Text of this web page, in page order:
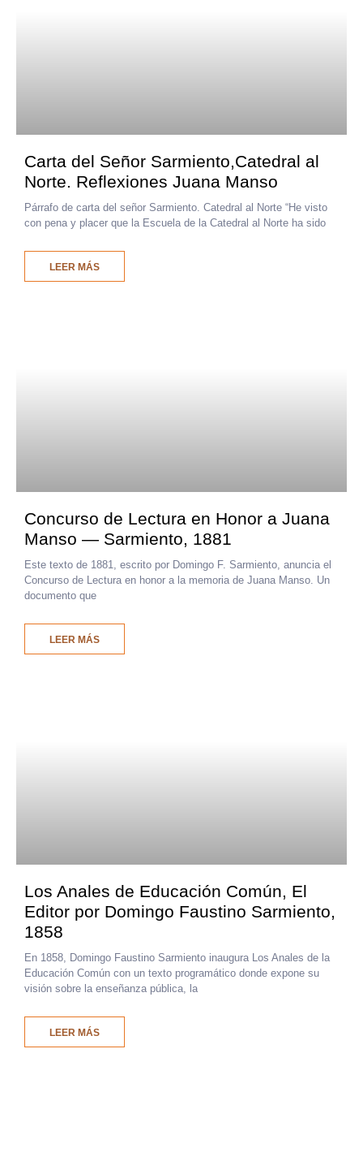
Carta del Señor Sarmiento,Catedral al
Norte. Reflexiones Juana Manso
Párrafo de carta del señor Sarmiento. Catedral al Norte “He visto
con pena y placer que la Escuela de la Catedral al Norte ha sido
LEER MÁS
Concurso de Lectura en Honor a Juana
Manso — Sarmiento, 1881
Este texto de 1881, escrito por Domingo F. Sarmiento, anuncia el
Concurso de Lectura en honor a la memoria de Juana Manso. Un
documento que
LEER MÁS
Los Anales de Educación Común, El
Editor por Domingo Faustino Sarmiento,
1858
En 1858, Domingo Faustino Sarmiento inaugura Los Anales de la
Educación Común con un texto programático donde expone su
visión sobre la enseñanza pública, la
LEER MÁS